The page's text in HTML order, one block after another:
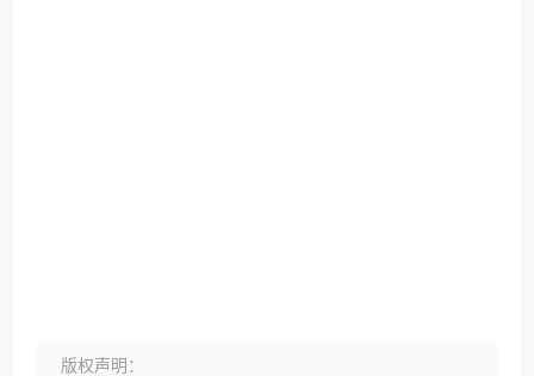
版权声明：